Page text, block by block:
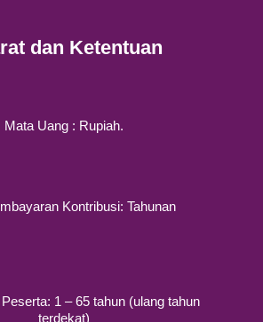
dan Ketentuan
Mata Uang : Rupiah.
Kontribusi: Tahunan
1 – 65 tahun (ulang tahun
terdekat)